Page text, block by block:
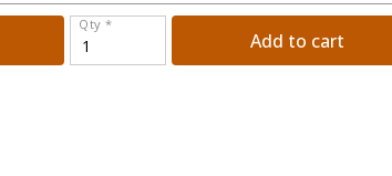
Qty *
Add to cart